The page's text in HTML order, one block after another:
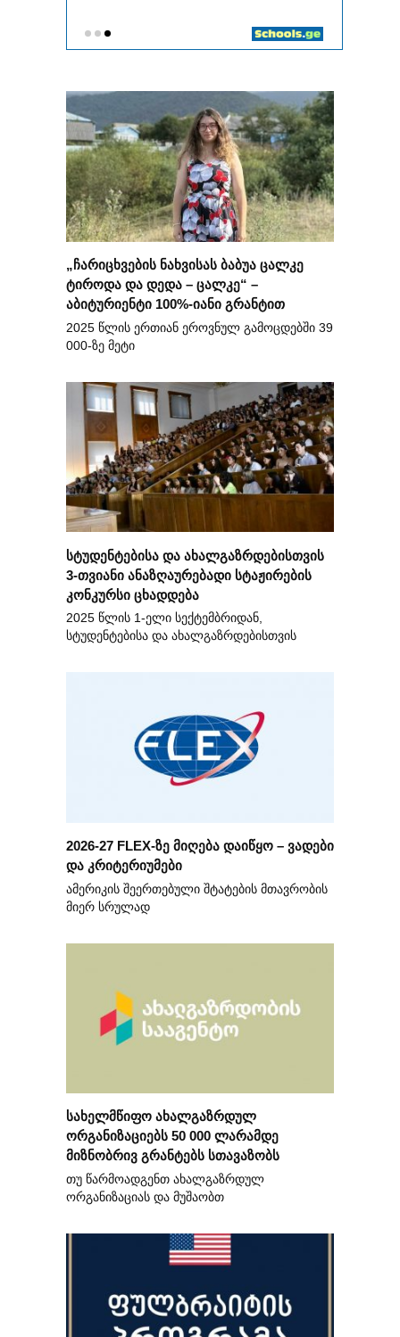
„ჩარიცხვების ნახვისას ბაბუა ცალკე
ტიროდა და დედა – ცალკე“ –
აბიტურიენტი 100%-იანი გრანტით
2025 წლის ერთიან ეროვნულ გამოცდებში 39
000-ზე მეტი
სტუდენტებისა და ახალგაზრდებისთვის
3-თვიანი ანაზღაურებადი სტაჟირების
კონკურსი ცხადდება
2025 წლის 1-ელი სექტემბრიდან,
სტუდენტებისა და ახალგაზრდებისთვის
2026-27 FLEX-ზე მიღება დაიწყო – ვადები
და კრიტერიუმები
ამერიკის შეერთებული შტატების მთავრობის
მიერ სრულად
სახელმწიფო ახალგაზრდულ
ორგანიზაციებს 50 000 ლარამდე
მიზნობრივ გრანტებს სთავაზობს
თუ წარმოადგენთ ახალგაზრდულ
ორგანიზაციას და მუშაობთ